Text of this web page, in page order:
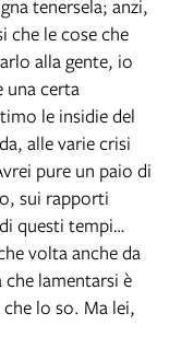
tenersela; anzi,
che le cose che
alla gente, io
certa
le insidie del
alle varie crisi
pure un paio di
sui rapporti
questi tempi…
volta anche da
lamentarsi è
lo so. Ma lei,